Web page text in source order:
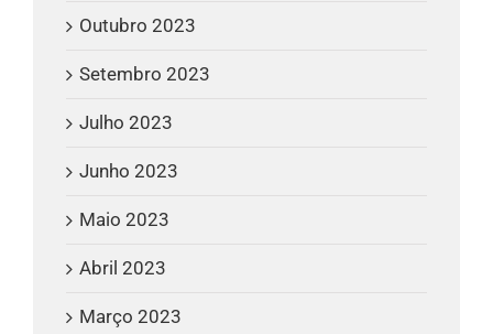
Outubro 2023
Setembro 2023
Julho 2023
Junho 2023
Maio 2023
Abril 2023
Março 2023